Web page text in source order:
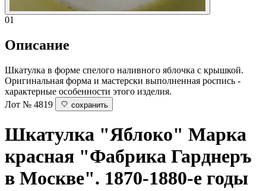
01
Описание
Шкатулка в форме спелого наливного яблочка с крышкой.
Оригинальная форма и мастерски выполненная роспись -
характерные особенности этого изделия.
Лот № 4819
сохранить
Шкатулка "Яблоко" Марка
красная "Фабрика Гарднеръ
в Москве". 1870-1880-е годы